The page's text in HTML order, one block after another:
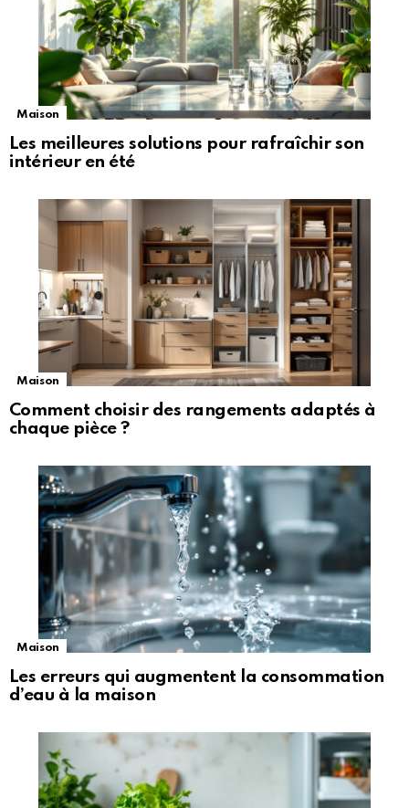
Maison
Les meilleures solutions pour rafraîchir son
intérieur en été
Maison
Comment choisir des rangements adaptés à
chaque pièce ?
Maison
Les erreurs qui augmentent la consommation
d’eau à la maison